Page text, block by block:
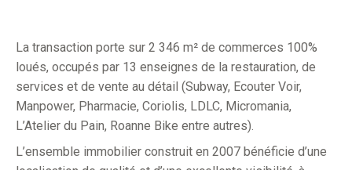
La transaction porte sur 2 346 m² de commerces 100%
loués, occupés par 13 enseignes de la restauration, de
services et de vente au détail (Subway, Ecouter Voir,
Manpower, Pharmacie, Coriolis, LDLC, Micromania,
L’Atelier du Pain, Roanne Bike entre autres).
L’ensemble immobilier construit en 2007 bénéficie d’une